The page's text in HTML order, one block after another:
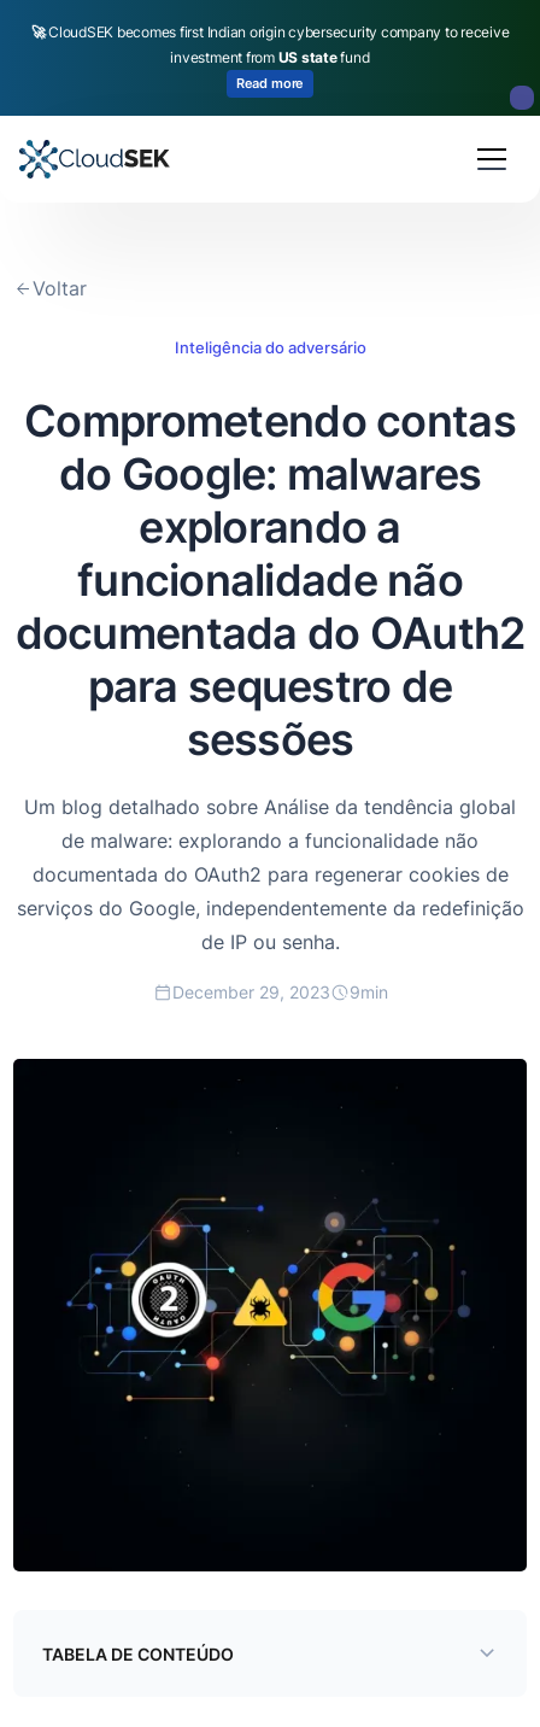
🚀CloudSEK becomes first Indian origin cybersecurity company to receive
investment from US statefund
Read more
Voltar
Inteligência do adversário
Comprometendo contas
do Google: malwares
explorando a
funcionalidade não
documentada do OAuth2
para sequestro de
sessões
Um blog detalhado sobre Análise da tendência global
de malware: explorando a funcionalidade não
documentada do OAuth2 para regenerar cookies de
serviços do Google, independentemente da redefinição
de IP ou senha.
December 29, 2023 9min
TABELA DE CONTEÚDO